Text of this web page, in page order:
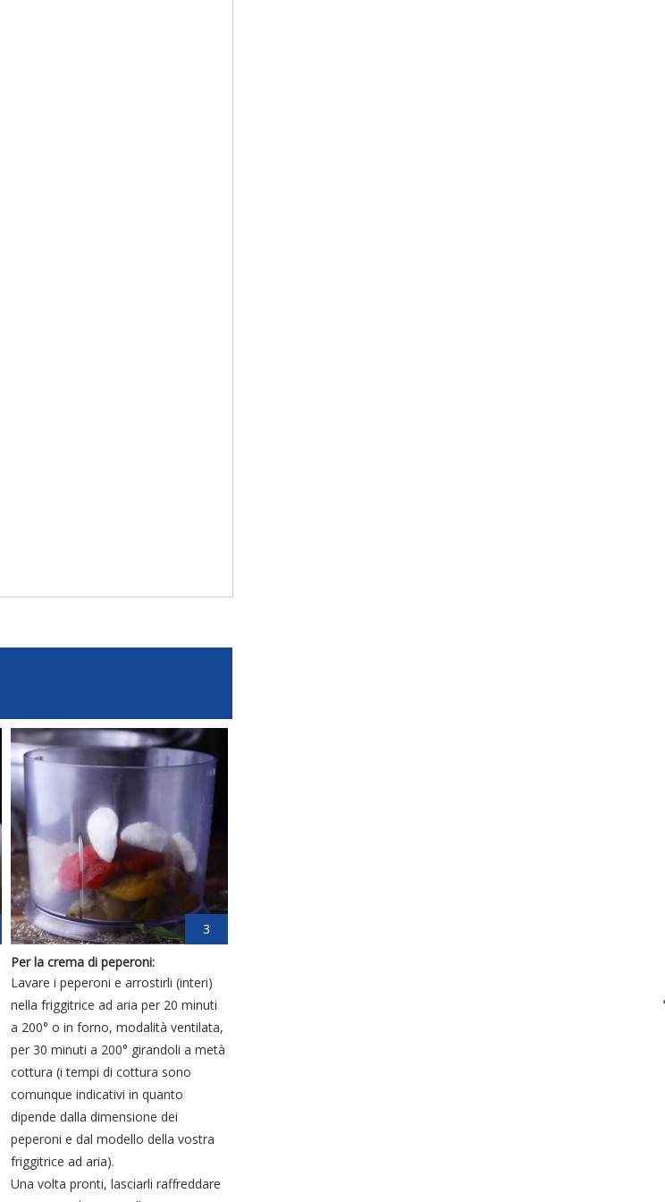
3
Per la crema di peperoni:
Lavare i peperoni e arrostirli (interi)
nella friggitrice ad aria per 20 minuti
a 200° o in forno, modalità ventilata,
per 30 minuti a 200° girandoli a metà
cottura (i tempi di cottura sono
comunque indicativi in quanto
dipende dalla dimensione dei
peperoni e dal modello della vostra
friggitrice ad aria).
Una volta pronti, lasciarli raffreddare